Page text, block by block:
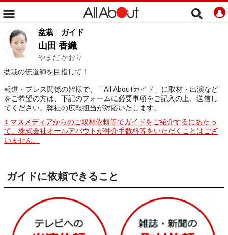
盆栽 ガイド
山田 香織
やまだ かおり
盆栽の伝道師を目指して！
報道・プレス関係の皆様で、「All Aboutガイド」に取材・出演など
をご希望の方は、下記のフォームに必要事項をご記入の上、送信し
てください。弊社の広報担当が対応いたします。
※ マスメディアからのご取材依頼等でガイドをご紹介するにあたっ
て、株式会社オールアバウトが仲介手数料等をいただくことはござ
いません。
ガイドに依頼できること